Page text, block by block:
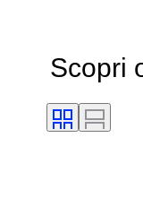
Scopri